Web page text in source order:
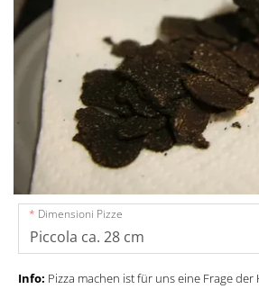
Dimensioni Pizze
Info: Pizza machen ist für uns eine Frage